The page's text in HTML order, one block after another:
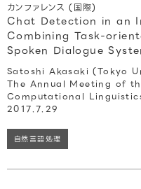
カンファレンス (国際)
Chat Detection in an
Combining Task-
Spoken Dialogue
Satoshi Akasaki (Tokyo
The Annual Meeting of
Computational
2017.7.29
自然言語処理